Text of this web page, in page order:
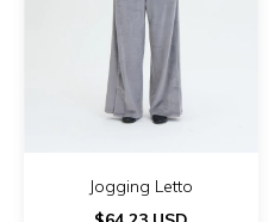
Jogging Letto